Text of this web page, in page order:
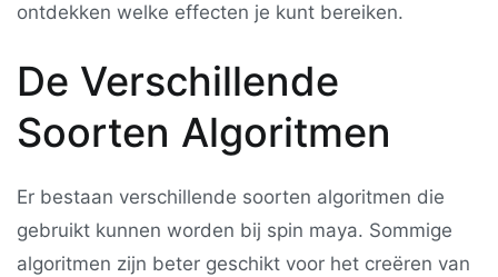
ontdekken welke effecten je kunt bereiken.
De Verschillende
Soorten Algoritmen
Er bestaan verschillende soorten algoritmen die
gebruikt kunnen worden bij spin maya. Sommige
algoritmen zijn beter geschikt voor het creëren van